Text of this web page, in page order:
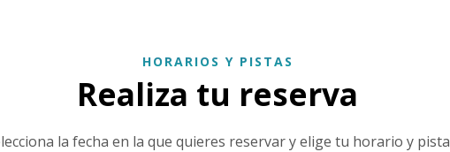
HORARIOS Y PISTAS
Realiza tu reserva
la fecha en la que quieres reservar y elige tu horario y pista